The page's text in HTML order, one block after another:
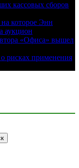
кассовых сборов
которое Энн
аукцион
«Офиса» вышел
рисках применения